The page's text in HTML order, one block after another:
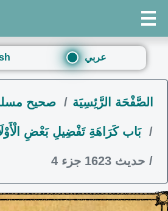
عربي
الصَّفْحَة الرَّئِسِيَة صحيح
بَاب كَرَاهَةِ تَفْضِيلِ بَعْضِ
حديث 1623 جزء 4